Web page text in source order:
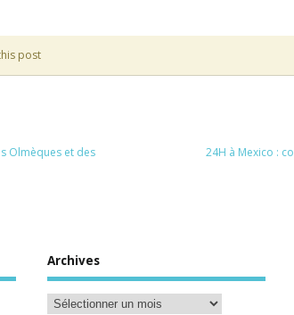
post
Olmèques et des
24H à Mexico :
Archives